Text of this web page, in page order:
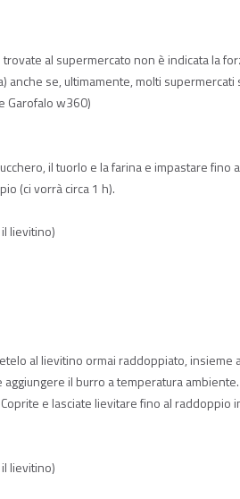
al supermercato non è indicata la
anche se, ultimamente, molti
Garofalo w360)
il tuorlo e la farina e impastare fino
(ci vorrà circa 1 h).
lievitino)
al lievitino ormai raddoppiato, insieme
il burro a temperatura
e lasciate lievitare fino al raddoppio
lievitino)